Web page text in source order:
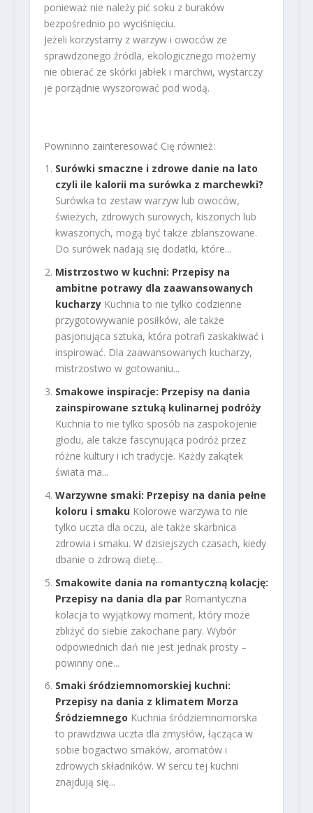
ponieważ nie należy pić soku z buraków
bezpośrednio po wyciśnięciu.
Jeżeli korzystamy z warzyw i owoców ze
sprawdzonego źródla, ekologicznego możemy
nie obierać ze skórki jabłek i marchwi, wystarczy
je porządnie wyszorować pod wodą.
Powninno zainteresować Cię również:
Surówki smaczne i zdrowe danie na lato
czyli ile kalorii ma surówka z marchewki?
Surówka to zestaw warzyw lub owoców,
świeżych, zdrowych surowych, kiszonych lub
kwaszonych, mogą być także zblanszowane.
Do surówek nadają się dodatki, które...
Mistrzostwo w kuchni: Przepisy na
ambitne potrawy dla zaawansowanych
kucharzy Kuchnia to nie tylko codzienne
przygotowywanie posiłków, ale także
pasjonująca sztuka, która potrafi zaskakiwać i
inspirować. Dla zaawansowanych kucharzy,
mistrzostwo w gotowaniu...
Smakowe inspiracje: Przepisy na dania
zainspirowane sztuką kulinarnej podróży
Kuchnia to nie tylko sposób na zaspokojenie
głodu, ale także fascynująca podróż przez
różne kultury i ich tradycje. Każdy zakątek
świata ma...
Warzywne smaki: Przepisy na dania pełne
koloru i smaku Kolorowe warzywa to nie
tylko uczta dla oczu, ale także skarbnica
zdrowia i smaku. W dzisiejszych czasach, kiedy
dbanie o zdrową dietę...
Smakowite dania na romantyczną kolację:
Przepisy na dania dla par Romantyczna
kolacja to wyjątkowy moment, który może
zbliżyć do siebie zakochane pary. Wybór
odpowiednich dań nie jest jednak prosty –
powinny one...
Smaki śródziemnomorskiej kuchni:
Przepisy na dania z klimatem Morza
Śródziemnego Kuchnia śródziemnomorska
to prawdziwa uczta dla zmysłów, łącząca w
sobie bogactwo smaków, aromatów i
zdrowych składników. W sercu tej kuchni
znajdują się...